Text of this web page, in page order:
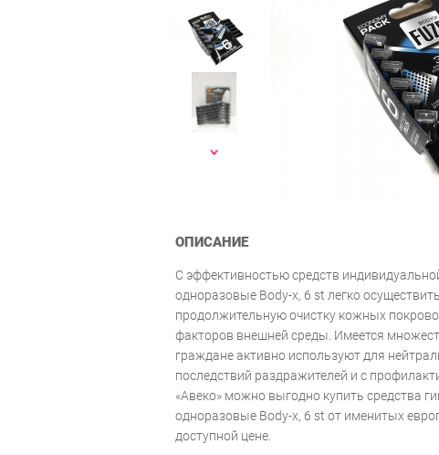
ОПИСАНИЕ
С эффективностью средств
одноразовые Body-x, 6 st легко
продолжительную очистку кожных
факторов внешней среды. Имеется
граждане активно используют для
последствий раздражителей и с
«Авеко» можно выгодно купить средства
одноразовые Body-x, 6 st от именитых
доступной цене.